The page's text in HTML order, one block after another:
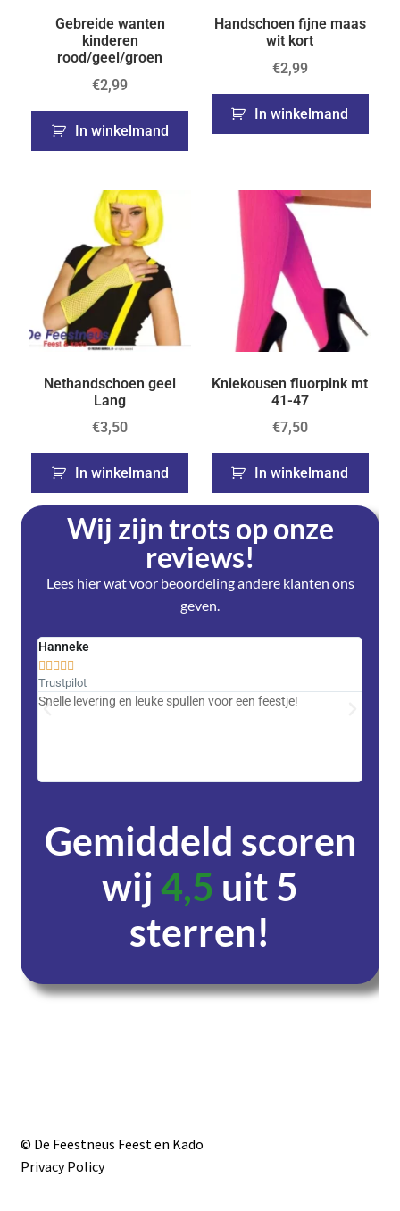
Gebreide wanten
kinderen
rood/geel/groen
€2,99
In winkelmand
Handschoen fijne maas
wit kort
€2,99
In winkelmand
Nethandschoen geel
Lang
€3,50
In winkelmand
Kniekousen fluorpink mt
41-47
€7,50
In winkelmand
Wij zijn trots op onze
reviews!
Lees hier wat voor beoordeling andere klanten ons
geven.
Hanneke

Trustpilot
Snelle levering en leuke spullen voor een feestje!
Gemiddeld scoren
wij4,5 uit 5
sterren!
© De Feestneus Feest en Kado
Privacy Policy